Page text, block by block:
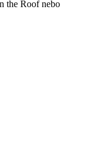
the Roof nebo